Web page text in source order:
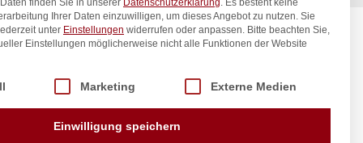
Arktic,
inkl. / exkl. MwSt.
finden Sie in unserer Datenschutzerklärung. Es besteht keine
Ihrer Daten einzuwilligen, um dieses Angebot zu nutzen. Sie
unter Einstellungen widerrufen oder anpassen. Bitte beachten Sie,
Einstellungen möglicherweise nicht alle Funktionen der Website
Service-Gruppen, für die eine Einwilligung erteilt werden kann.
Marketing Externe Medien
Einwilligung speichern